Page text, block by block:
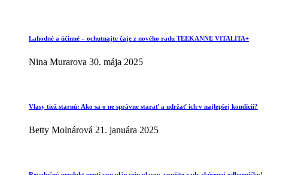
Lahodné a účinné – ochutnajte čaje z nového radu TEEKANNE VITALITA+
Nina Murarova 30. mája 2025
Vlasy tiež starnú: Ako sa o ne správne starať a udržať ich v najlepšej kondícii?
Betty Molnárová 21. januára 2025